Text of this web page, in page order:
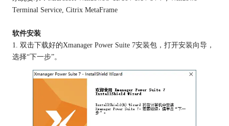
Terminal Service, Citrix MetaFrame
软件安装
1. 双击下载好的Xmanager Power Suite 7安装包，打开安装向导，
选择“下一步”。